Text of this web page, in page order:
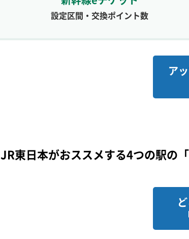
設定区間・交換ポイント数
ア
JR東日本がおススメする4つの駅の